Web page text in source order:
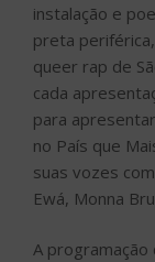
instalação e
preta
queer rap de
cada
para
no País que
suas vozes
Ewá, Monna
A programação